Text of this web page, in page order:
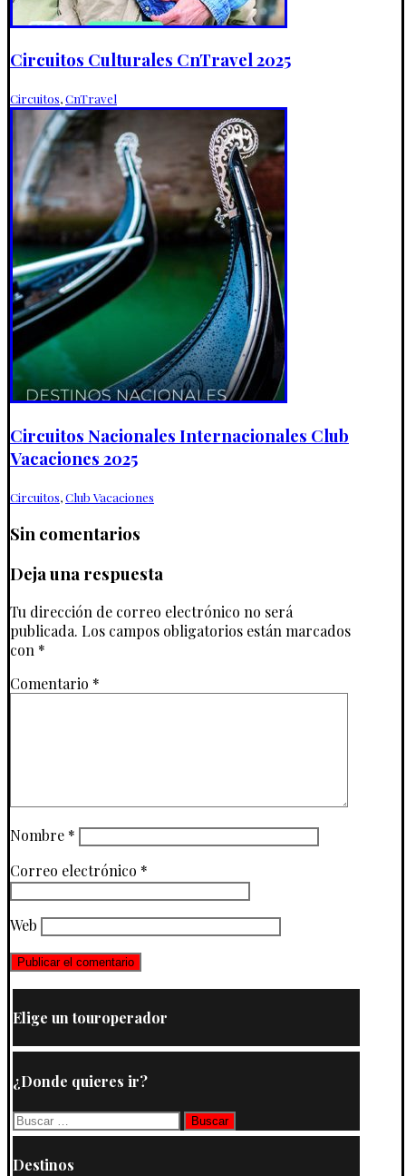
Circuitos Culturales CnTravel 2025
Circuitos,CnTravel
Circuitos Nacionales Internacionales Club
Vacaciones 2025
Circuitos,Club Vacaciones
Sin comentarios
Deja una respuesta
Tu dirección de correo electrónico no será
publicada. Los campos obligatorios están marcados
con *
Comentario *
Nombre *
Correo electrónico *
Web
Elige un touroperador
¿Donde quieres ir?
Buscar:
Destinos